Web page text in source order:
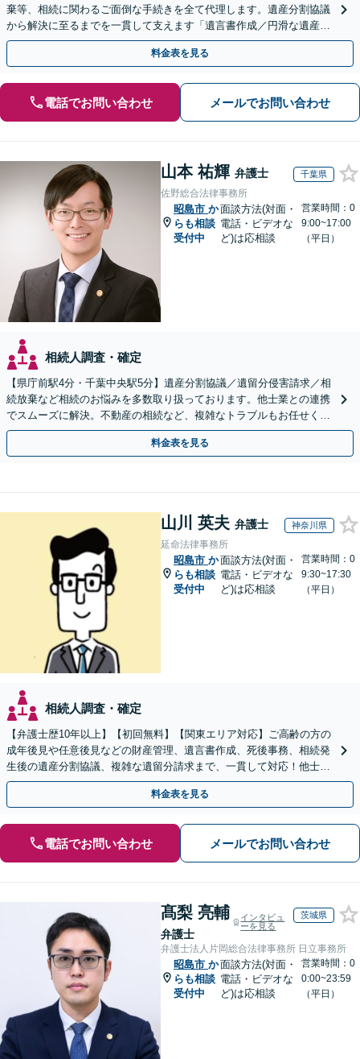
棄等、相続に関わるご面倒な手続きを全て代理します。遺産分割協議
から解決に至るまでを一貫して支えます「遺言書作成／円滑な遺産分
割を」「家族信託／信頼できる家族に財産管理を任せる」
料金表を見る
電話でお問い合わせ メールでお問い合わせ
山本 祐輝 弁護士 千葉県
佐野総合法律事務所
昭島市 か
らも相談
受付中
面談方法(対面・
電話・ビデオな
ど)は応相談
営業時間：0
9:00~17:00
（平日）
相続人調査・確定
【県庁前駅4分・千葉中央駅5分】遺産分割協議／遺留分侵害請求／相
続放棄など相続のお悩みを多数取り扱っております。他士業との連携
でスムーズに解決。不動産の相続など、複雑なトラブルもお任せくだ
さい。【初回面談相談30分無料】
料金表を見る
山川 英夫 弁護士 神奈川県
延命法律事務所
昭島市 か
らも相談
受付中
面談方法(対面・
電話・ビデオな
ど)は応相談
営業時間：0
9:30~17:30
（平日）
相続人調査・確定
【弁護士歴10年以上】【初回無料】【関東エリア対応】ご高齢の方の
成年後見や任意後見などの財産管理、遺言書作成、死後事務、相続発
生後の遺産分割協議、複雑な遺留分請求まで、一貫して対応！他士業
との連携力を活かした最適解の追求【WEB面談対応】
料金表を見る
電話でお問い合わせ メールでお問い合わせ
髙梨 亮輔
弁護士
インタビュ
ーを見る
茨城県
弁護士法人片岡総合法律事務所 日立事務所
昭島市 か
らも相談
受付中
面談方法(対面・
電話・ビデオな
ど)は応相談
営業時間：0
0:00~23:59
（平日）